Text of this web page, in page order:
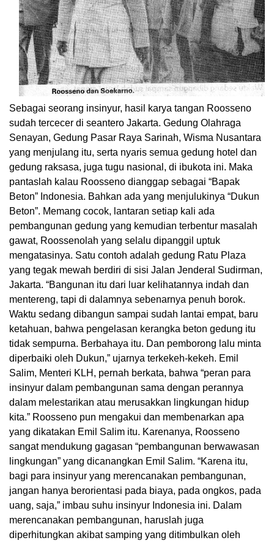
Sebagai seorang insinyur, hasil karya tangan Roosseno
sudah tercecer di seantero Jakarta. Gedung Olahraga
Senayan, Gedung Pasar Raya Sarinah, Wisma Nusantara
yang menjulang itu, serta nyaris semua gedung hotel dan
gedung raksasa, juga tugu nasional, di ibukota ini. Maka
pantaslah kalau Roosseno dianggap sebagai “Bapak
Beton” Indonesia. Bahkan ada yang menjulukinya “Dukun
Beton”. Memang cocok, lantaran setiap kali ada
pembangunan gedung yang kemudian terbentur masalah
gawat, Roossenolah yang selalu dipanggil uptuk
mengatasinya. Satu contoh adalah gedung Ratu Plaza
yang tegak mewah berdiri di sisi Jalan Jenderal Sudirman,
Jakarta. “Bangunan itu dari luar kelihatannya indah dan
mentereng, tapi di dalamnya sebenarnya penuh borok.
Waktu sedang dibangun sampai sudah lantai empat, baru
ketahuan, bahwa pengelasan kerangka beton gedung itu
tidak sempurna. Berbahaya itu. Dan pemborong lalu minta
diperbaiki oleh Dukun,” ujarnya terkekeh-kekeh. Emil
Salim, Menteri KLH, pernah berkata, bahwa “peran para
insinyur dalam pembangunan sama dengan perannya
dalam melestarikan atau merusakkan lingkungan hidup
kita.” Roosseno pun mengakui dan membenarkan apa
yang dikatakan Emil Salim itu. Karenanya, Roosseno
sangat mendukung gagasan “pembangunan berwawasan
lingkungan” yang dicanangkan Emil Salim. “Karena itu,
bagi para insinyur yang merencanakan pembangunan,
jangan hanya berorientasi pada biaya, pada ongkos, pada
uang, saja,” imbau suhu insinyur Indonesia ini. Dalam
merencanakan pembangunan, haruslah juga
diperhitungkan akibat samping yang ditimbulkan oleh